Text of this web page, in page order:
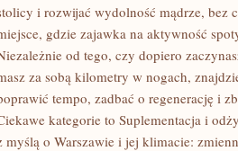
i rozwijać wydolność mądrze, bez
gdzie zajawka na aktywność
od tego, czy dopiero
za sobą kilometry w nogach,
tempo, zadbać o regenerację i
kategorie to Suplementacja i
myślą o Warszawie i jej klimacie: